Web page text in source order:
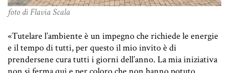
foto di Flavia Scala
«Tutelare l’ambiente è un impegno che richiede le energie
e il tempo di tutti, per questo il mio invito è di
prendersene cura tutti i giorni dell’anno. La mia iniziativa